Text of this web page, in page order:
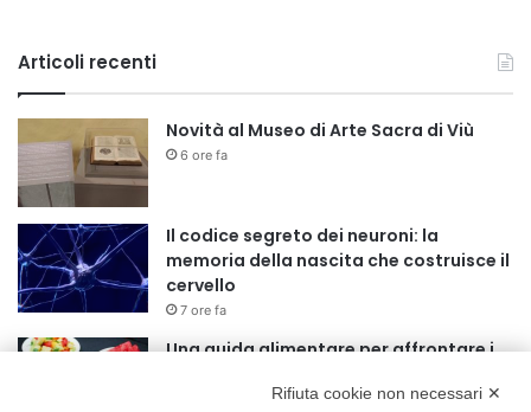
Articoli recenti
Novità al Museo di Arte Sacra di Viù
6 ore fa
Il codice segreto dei neuroni: la
memoria della nascita che costruisce il
cervello
7 ore fa
Una guida alimentare per affrontare i
portare in tavola a Ferragosto
Rifiuta cookie non necessari ✕